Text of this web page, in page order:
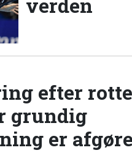
verden
efter
grundig
er